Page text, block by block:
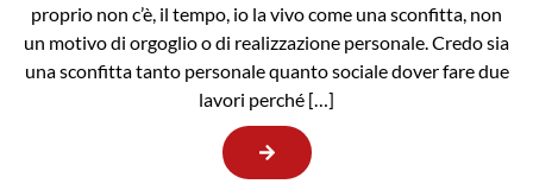
proprio non c’è, il tempo, io la vivo come una sconfitta, non
un motivo di orgoglio o di realizzazione personale. Credo sia
una sconfitta tanto personale quanto sociale dover fare due
lavori perché […]